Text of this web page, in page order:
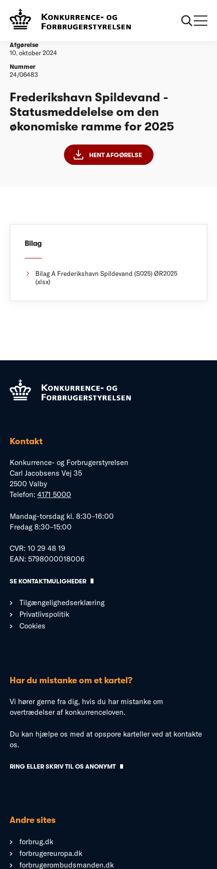
Vandtilsyn
om den økonomiske ramme for 2025
Afgørelse
10. oktober 2024
Nummer
24/06483
Frederikshavn Spildevand -
Statusmeddelelse om den
økonomiske ramme for 2025
HENT AFGØRELSE
Bilag
Bilag A Frederikshavn Spildevand (S025) ØR2025
(xlsx)
Kontakt
Konkurrence- og Forbrugerstyrelsen
Carl Jacobsens Vej 35
2500 Valby
Telefon: 4171 5000
Mandag–torsdag kl. 8:30–16:00
Fredag 8:30–15:00
CVR: 10 29 48 19
EAN: 5798000018006
SE KONTAKTMULIGHEDER
Tilgængelighedserklæring
Privatlivspolitik
Cookies
Har du mistanke om et kartel?
Vi hører gerne fra dig, hvis du har mistanke om
overtrædelser af konkurrenceloven.
Du kan hjælpe os med at opspore karteller ved at kontakte
os.
RING ELLER SKRIV TIL OS ANONYMT
Andre sites
forbrug.dk
forbrugereuropa.dk
forbrugerombudsmanden.dk